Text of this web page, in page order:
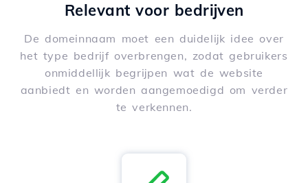
Relevant voor bedrijven
De domeinnaam moet een duidelijk idee over
het type bedrijf overbrengen, zodat gebruikers
onmiddellijk begrijpen wat de website
aanbiedt en worden aangemoedigd om verder
te verkennen.